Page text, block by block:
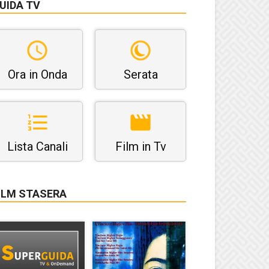
TV
Ora in Onda Serata
Lista Canali Film in Tv
STASERA